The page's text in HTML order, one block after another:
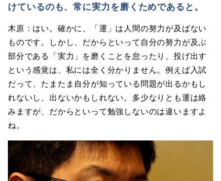
けているのも、常に実力を磨くためであると。
木原：はい。確かに、「運」は人間の努力が及ばない
ものです。しかし、だからといって自分の努力が及ぶ
部分である「実力」を磨くことを怠ったり、投げ出す
という感覚は、私には全く分かりません。例えば入試
だって、たまたま自分が知っている問題が出るかもし
れないし、出ないかもしれない。多少なりとも運は絡
みますが、だからといって勉強しないのは違いますよ
ね。